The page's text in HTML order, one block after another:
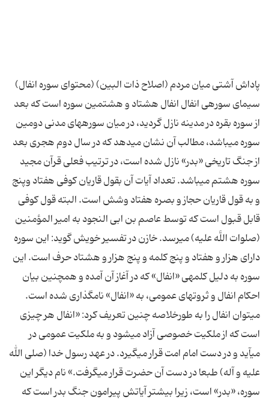
پاداش آشتی میان مردم (اصلاح ذات البین) (محتوای سوره انفال)
سیماى سوره‏ى انفال‏ انفال هشتاد و هشتمین سوره است كه بعد
از سوره بقره در مدینه نازل گردید، در میان سوره‏هاى مدنى دومین
سوره مى‏باشد، مطالب آن نشان مى‏دهد كه در سال دوم هجرى بعد
از جنگ تاریخى «بدر» نازل شده است، در ترتیب فعلى قرآن مجید
سوره هشتم مى‏باشد. تعداد آیات آن بقول قاریان كوفى هفتاد وپنج
و به قول قاریان حجاز و بصره هفتاد وشش است. البته قول كوفى
قابل قبول است كه توسط عاصم بن ابى النجود به امیر المؤمنین
(صلوات اللَّه علیه) مى‏رسد. خازن در تفسیر خویش گوید: این سوره
داراى هزار و هفتاد و پنج كلمه و پنج هزار و هشتاد حرف است. این
سوره به دلیل كلمه‏ى «انفال» كه در آغاز آن آمده و همچنین بیان
احكام انفال و ثروت‏هاى عمومى، به «انفال» نامگذارى شده است.
مى‏توان انفال را به طورخلاصه چنین تعریف كرد: «انفال هر چیزى
است كه از ملكیت خصوصى آزاد مى‏شود و به ملكیت عمومى در
مى‏آید و در دست امام امت قرار مى‏گیرد. در عهد رسول خدا (صلی الله
علیه و آله) طبعا در دست آن حضرت قرار مى‏گرفت.» نام دیگر این
سوره، «بدر» است، زیرا بیشتر آیاتش پیرامون جنگ بدر است كه